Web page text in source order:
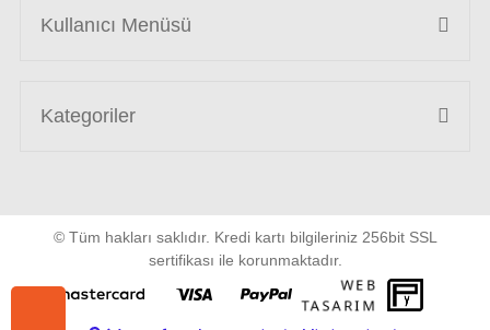
Kullanıcı Menüsü
Kategoriler
© Tüm hakları saklıdır. Kredi kartı bilgileriniz 256bit SSL
sertifikası ile korunmaktadır.
WEB
TASARIM